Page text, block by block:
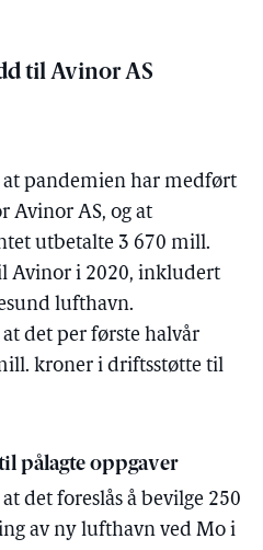
til Avinor AS
at pandemien har medført
Avinor AS, og at
utbetalte 3 670 mill.
Avinor i 2020, inkludert
lufthavn.
det per første halvår
kroner i driftsstøtte til
pålagte oppgaver
det foreslås å bevilge 250
av ny lufthavn ved Mo i